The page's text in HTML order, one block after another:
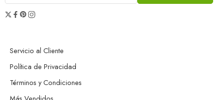
Servicio al Cliente
Política de Privacidad
Términos y Condiciones